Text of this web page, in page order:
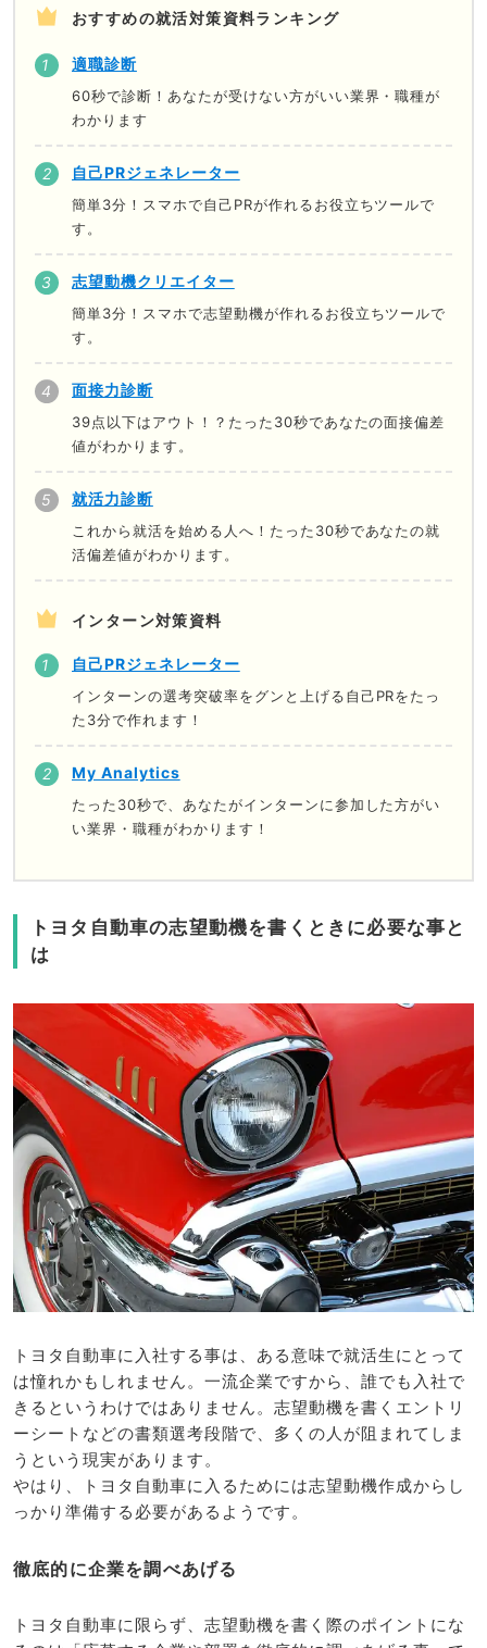
おすすめの就活対策資料ランキング
適職診断
60秒で診断！あなたが受けない方がいい業界・職種が
わかります
自己PRジェネレーター
簡単3分！スマホで自己PRが作れるお役立ちツールで
す。
志望動機クリエイター
簡単3分！スマホで志望動機が作れるお役立ちツールで
す。
面接力診断
39点以下はアウト！？たった30秒であなたの面接偏差
値がわかります。
就活力診断
これから就活を始める人へ！たった30秒であなたの就
活偏差値がわかります。
インターン対策資料
自己PRジェネレーター
インターンの選考突破率をグンと上げる自己PRをたっ
た3分で作れます！
My Analytics
たった30秒で、あなたがインターンに参加した方がい
い業界・職種がわかります！
トヨタ自動車の志望動機を書くときに必要な事と
は
トヨタ自動車に入社する事は、ある意味で就活生にとって
は憧れかもしれません。一流企業ですから、誰でも入社で
きるというわけではありません。志望動機を書くエントリ
ーシートなどの書類選考段階で、多くの人が阻まれてしま
うという現実があります。
やはり、トヨタ自動車に入るためには志望動機作成からし
っかり準備する必要があるようです。
徹底的に企業を調べあげる
トヨタ自動車に限らず、志望動機を書く際のポイントにな